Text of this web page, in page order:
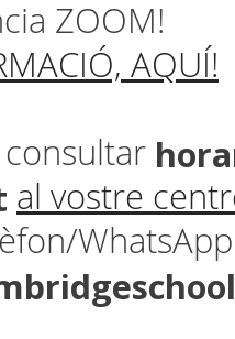
ZOOM!
AQUÍ!
al vostre